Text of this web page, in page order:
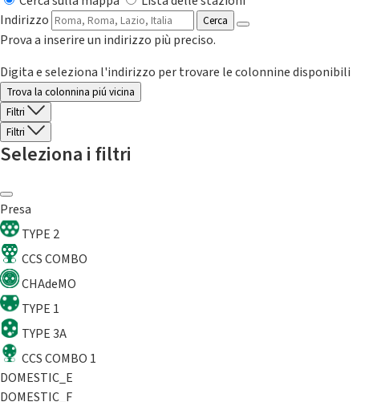
Indirizzo
Cerca
Prova a inserire un indirizzo più preciso.
Digita e seleziona l'indirizzo per trovare le colonnine disponibili
Trova la colonnina piú vicina
Filtri
Filtri
Seleziona i filtri
Presa
TYPE 2
CCS COMBO
CHAdeMO
TYPE 1
TYPE 3A
CCS COMBO 1
DOMESTIC_E
DOMESTIC_F